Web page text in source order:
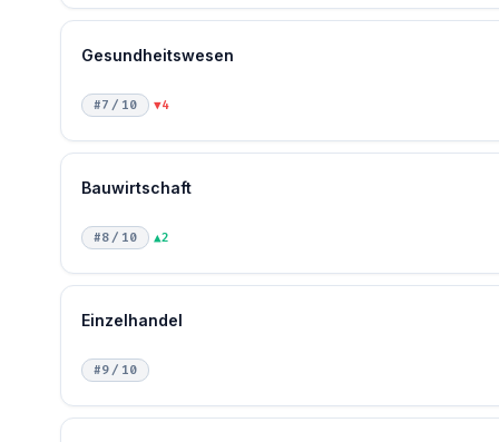
Gesundheitswesen
#7 / 10 ▼4
Bauwirtschaft
#8 / 10 ▲2
Einzelhandel
#9 / 10